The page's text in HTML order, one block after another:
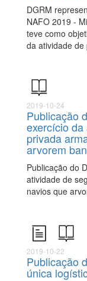
DGRM
NAFO 2019 -
teve como
da atividade de
2019-10-24
Publicação
exercício
privada
arvorem
Publicação do
atividade de
navios que
2019-10-22
Publicação
única